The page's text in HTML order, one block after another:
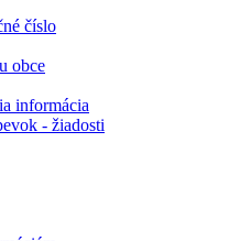
číslo
obce
informácia
- žiadosti